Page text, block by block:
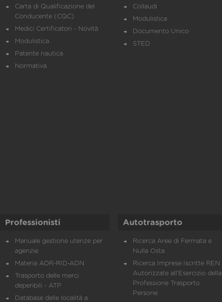
Carta di Qualificazione del
Conducente (CQC)
Medici Certificatori - Novità
Modulistica
Patente nautica
Normativa
Collaudi
Modulistica
Documento Unico
STED
Professionisti
Manuale gestione utenze per
agenzie
Materia ADR-RID-ADN
Trasporto delle merci
deperibili - ATP
Database delle località a
Autotrasporto
Ricerca Aree di Fermata e
Nulla Osta
Ricerca Imprese Iscritte REN
Autorizzate all'Esercizio della
Professione Trasporto
Persone